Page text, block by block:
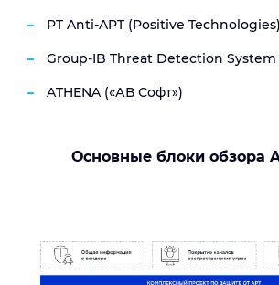
PT Anti-APT (Positive Technologies)
Group-IB Threat Detection System
ATHENA («АВ Софт»)
Основные блоки обзора